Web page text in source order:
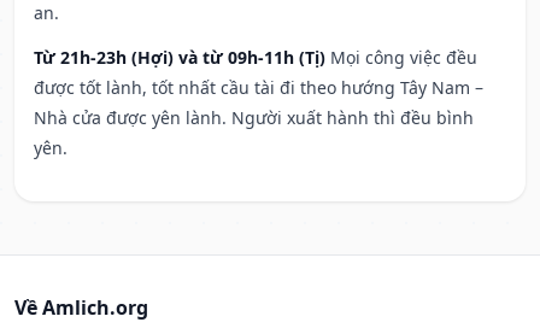
an.
Từ 21h-23h (Hợi) và từ 09h-11h (Tị) Mọi công việc đều
được tốt lành, tốt nhất cầu tài đi theo hướng Tây Nam –
Nhà cửa được yên lành. Người xuất hành thì đều bình
yên.
Về Amlich.org